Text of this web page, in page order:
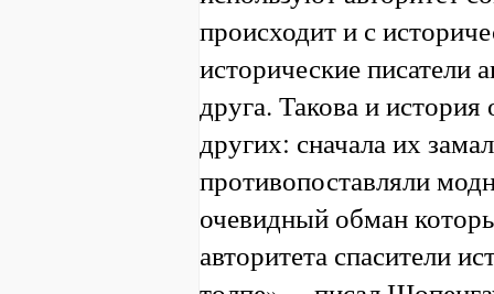
происходит и с
исторические писатели
друга. Такова и
других: сначала их
противопоставляли
очевидный обман
авторитета спасители